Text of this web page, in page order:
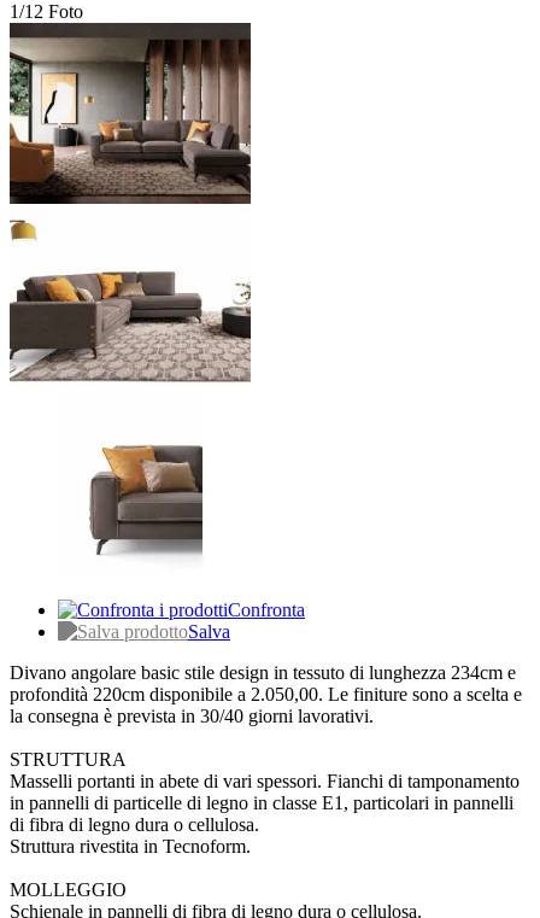
1/12 Foto
Confronta
Salva
Divano angolare basic stile design in tessuto di lunghezza 234cm e
profondità 220cm disponibile a 2.050,00. Le finiture sono a scelta e
la consegna è prevista in 30/40 giorni lavorativi.
STRUTTURA
Masselli portanti in abete di vari spessori. Fianchi di tamponamento
in pannelli di particelle di legno in classe E1, particolari in pannelli
di fibra di legno dura o cellulosa.
Struttura rivestita in Tecnoform.
MOLLEGGIO
Schienale in pannelli di fibra di legno dura o cellulosa.